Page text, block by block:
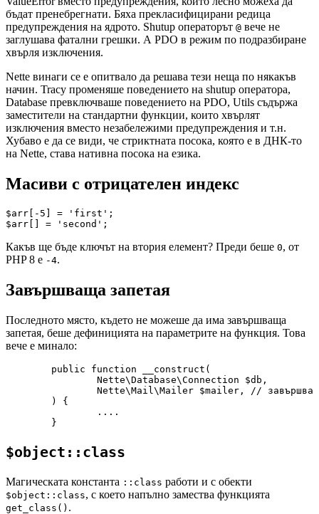
бъдат пренебрегнати. Бяха прекласифицирани редица
предупреждения на ядрото. Shutup операторът @ вече не
заглушава фатални грешки. А PDO в режим по подразбиране
хвърля изключения.
Nette винаги се е опитвало да решава тези неща по някакъв
начин. Tracy променяше поведението на shutup оператора,
Database превключваше поведението на PDO, Utils съдържа
заместители на стандартни функции, които хвърлят
изключения вместо незабележими предупреждения и т.н.
Хубаво е да се види, че стриктната посока, която е в ДНК-то
на Nette, става нативна посока на езика.
Масиви с отрицателен индекс
$arr[-5] = 'first';
Какъв ще бъде ключът на втория елемент? Преди беше 0, от
PHP 8 е -4.
Завършваща запетая
Последното място, където не можеше да има завършваща
запетая, беше дефиницията на параметрите на функция. Това
вече е минало:
$object::class
Магическата константа ::class работи и с обекти
$object::class, с което напълно замества функцията
get_class() .